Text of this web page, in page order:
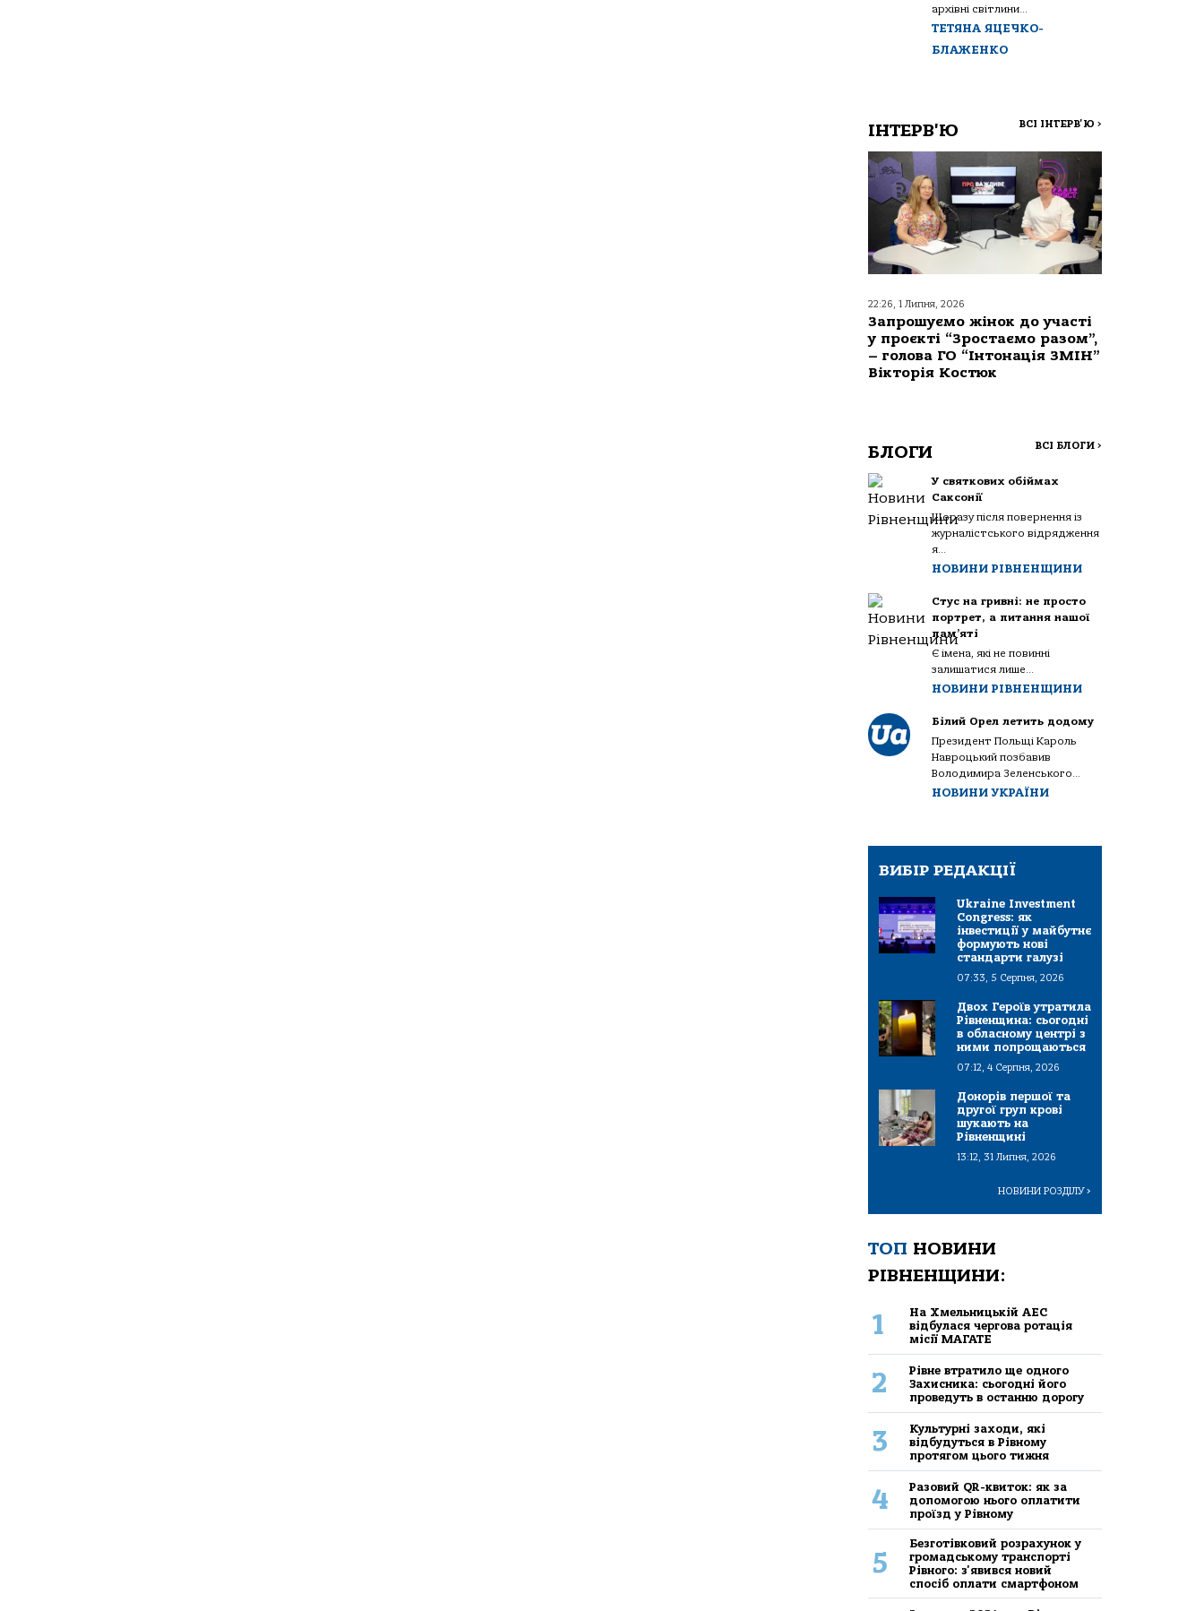
архівні світлини...
ТЕТЯНА ЯЦЕЧКО-
БЛАЖЕНКО
ІНТЕРВ'Ю ВСІ ІНТЕРВ'Ю >
22:26, 1 Липня, 2026
Запрошуємо жінок до участі
у проєкті “Зростаємо разом”,
– голова ГО “Інтонація ЗМІН”
Вікторія Костюк
БЛОГИ ВСІ БЛОГИ >
У святкових обіймах
Саксонії
Щоразу після повернення із
журналістського відрядження
я...
НОВИНИ РІВНЕНЩИНИ
Стус на гривні: не просто
портрет, а питання нашої
пам’яті
Є імена, які не повинні
залишатися лише...
НОВИНИ РІВНЕНЩИНИ
Білий Орел летить додому
Президент Польщі Кароль
Навроцький позбавив
Володимира Зеленського...
НОВИНИ УКРАЇНИ
ВИБІР РЕДАКЦІЇ
Ukraine Investment
Congress: як
інвестиції у майбутнє
формують нові
стандарти галузі
07:33, 5 Серпня, 2026
Двох Героїв утратила
Рівненщина: сьогодні
в обласному центрі з
ними попрощаються
07:12, 4 Серпня, 2026
Донорів першої та
другої груп крові
шукають на
Рівненщині
13:12, 31 Липня, 2026
НОВИНИ РОЗДІЛУ>
ТОП НОВИНИ
РІВНЕНЩИНИ:
1
На Хмельницькій АЕС
відбулася чергова ротація
місії МАГАТЕ
2
Рівне втратило ще одного
Захисника: сьогодні його
проведуть в останню дорогу
3
Культурні заходи, які
відбудуться в Рівному
протягом цього тижня
4
Разовий QR-квиток: як за
допомогою нього оплатити
проїзд у Рівному
5
Безготівковий розрахунок у
громадському транспорті
Рівного: з'явився новий
спосіб оплати смартфоном